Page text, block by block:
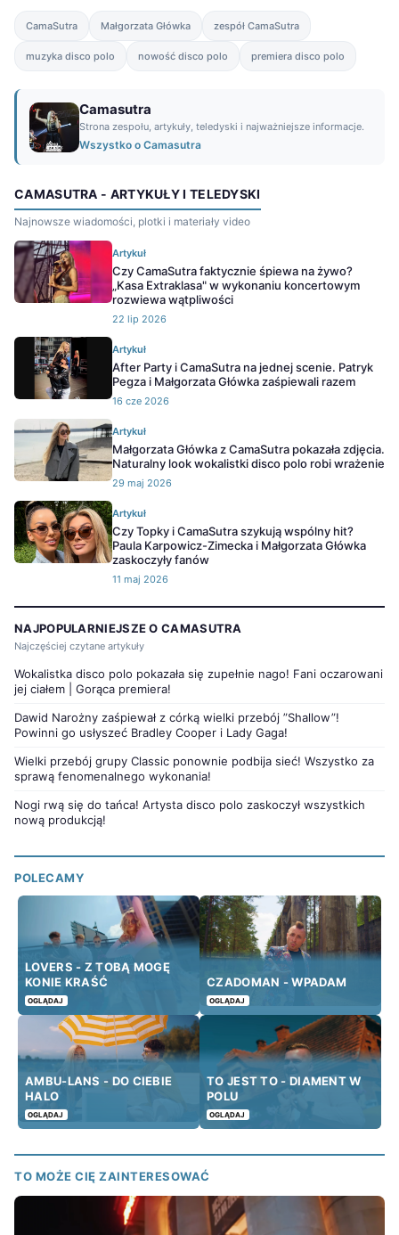
CamaSutra Małgorzata Główka zespół CamaSutra
muzyka disco polo nowość disco polo premiera disco polo
Camasutra
Strona zespołu, artykuły, teledyski i najważniejsze informacje.
Wszystko o Camasutra
CAMASUTRA - ARTYKUŁY I TELEDYSKI
Najnowsze wiadomości, plotki i materiały video
Artykuł
Czy CamaSutra faktycznie śpiewa na żywo?
„Kasa Extraklasa" w wykonaniu koncertowym
rozwiewa wątpliwości
22 lip 2026
Artykuł
After Party i CamaSutra na jednej scenie. Patryk
Pegza i Małgorzata Główka zaśpiewali razem
16 cze 2026
Artykuł
Małgorzata Główka z CamaSutra pokazała zdjęcia.
Naturalny look wokalistki disco polo robi wrażenie
29 maj 2026
Artykuł
Czy Topky i CamaSutra szykują wspólny hit?
Paula Karpowicz-Zimecka i Małgorzata Główka
zaskoczyły fanów
11 maj 2026
NAJPOPULARNIEJSZE O CAMASUTRA
Najczęściej czytane artykuły
Wokalistka disco polo pokazała się zupełnie nago! Fani oczarowani
jej ciałem | Gorąca premiera!
Dawid Narożny zaśpiewał z córką wielki przebój ”Shallow”!
Powinni go usłyszeć Bradley Cooper i Lady Gaga!
Wielki przebój grupy Classic ponownie podbija sieć! Wszystko za
sprawą fenomenalnego wykonania!
Nogi rwą się do tańca! Artysta disco polo zaskoczył wszystkich
nową produkcją!
POLECAMY
LOVERS - Z TOBĄ MOGĘ
KONIE KRAŚĆ
OGLĄDAJ
CZADOMAN - WPADAM
OGLĄDAJ
AMBU-LANS - DO CIEBIE
HALO
OGLĄDAJ
TO JEST TO - DIAMENT W
POLU
OGLĄDAJ
TO MOŻE CIĘ ZAINTERESOWAĆ